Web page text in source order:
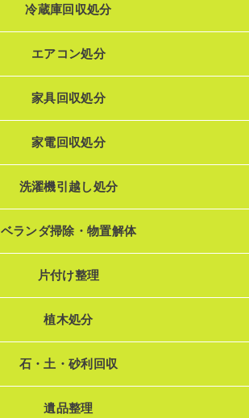
冷蔵庫回収処分
エアコン処分
家具回収処分
家電回収処分
洗濯機引越し処分
ベランダ掃除・物置解体
片付け整理
植木処分
石・土・砂利回収
遺品整理